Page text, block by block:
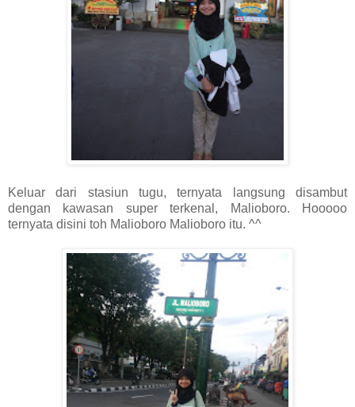
Keluar dari stasiun tugu, ternyata langsung disambut
dengan kawasan super terkenal, Malioboro. Hooooo
ternyata disini toh Malioboro Malioboro itu. ^^